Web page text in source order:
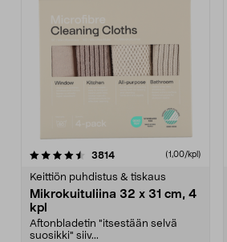
3814arvostelut (1,00/kpl)
Keittiön puhdistus & tiskaus
Mikrokuituliina 32 x 31 cm, 4
kpl
Aftonbladetin "itsestään selvä
suosikki" siiv...
4.5viidestä